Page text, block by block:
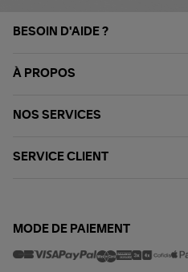
BESOIN D'AIDE ?
À PROPOS
NOS SERVICES
SERVICE CLIENT
MODE DE PAIEMENT